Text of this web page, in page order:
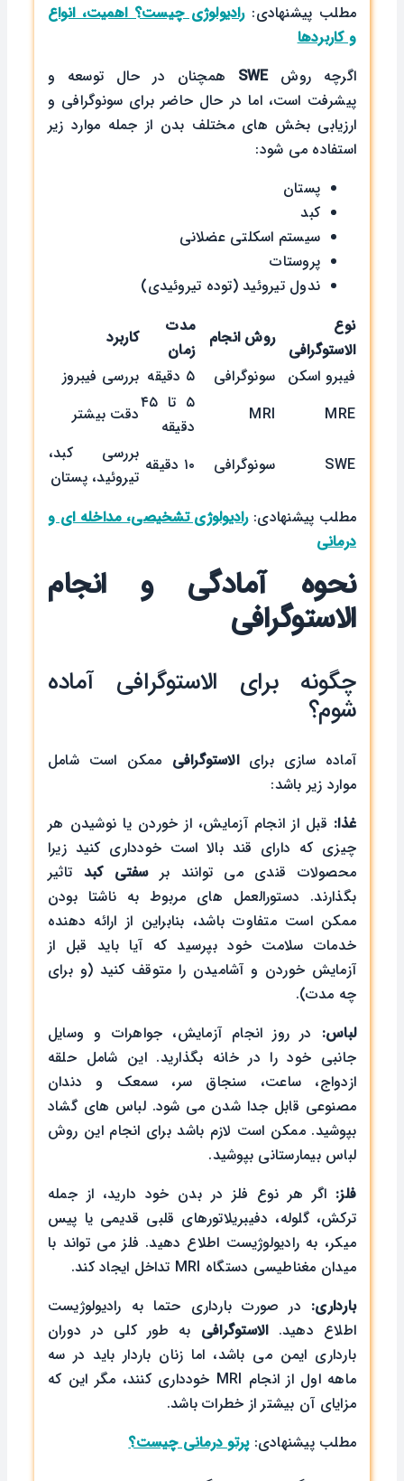
مطلب پیشنهادی:رادیولوژی چیست؟ اهمیت، انواع
و کاربردها
اگرچه روش SWEهمچنان در حال توسعه و
پیشرفت است، اما در حال حاضر برای سونوگرافی و
ارزیابی بخش های مختلف بدن از جمله موارد زیر
استفاده می شود:
پستان
کبد
سیستم اسکلتی عضلانی
پروستات
ندول تیروئید (توده تیروئیدی)
نوع
الاستوگرافی
روش انجام
مدت
زمان
کاربرد
فیبرو اسکن
سونوگرافی ۵ دقیقه
بررسی فیبروز
MRE
MRI
۵ تا ۴۵
دقیقه
دقت بیشتر
SWE سونوگرافی ۱۰ دقیقه
بررسی کبد،
تیروئید، پستان
مطلب پیشنهادی:رادیولوژی تشخیصی، مداخله ای و
درمانی
نحوه آمادگی و انجام
الاستوگرافی
چگونه برای الاستوگرافی آماده
شوم؟
آماده سازی برای الاستوگرافیممکن است شامل
موارد زیر باشد:
غذا:قبل از انجام آزمایش، از خوردن یا نوشیدن هر
چیزی که دارای قند بالا است خودداری کنید زیرا
محصولات قندی می توانند بر سفتی کبدتاثیر
بگذارند. دستورالعمل های مربوط به ناشتا بودن
ممکن است متفاوت باشد، بنابراین از ارائه دهنده
خدمات سلامت خود بپرسید که آیا باید قبل از
آزمایش خوردن و آشامیدن را متوقف کنید (و برای
چه مدت).
لباس:در روز انجام آزمایش، جواهرات و وسایل
جانبی خود را در خانه بگذارید. این شامل حلقه
ازدواج، ساعت، سنجاق سر، سمعک و دندان
مصنوعی قابل جدا شدن می شود. لباس های گشاد
بپوشید. ممکن است لازم باشد برای انجام این روش
لباس بیمارستانی بپوشید.
فلز:اگر هر نوع فلز در بدن خود دارید، از جمله
ترکش، گلوله، دفیبریلاتورهای قلبی قدیمی یا پیس
میکر، به رادیولوژیست اطلاع دهید. فلز می تواند با
میدان مغناطیسی دستگاه MRI تداخل ایجاد کند.
بارداری:در صورت بارداری حتما به رادیولوژیست
اطلاع دهید. الاستوگرافیبه طور کلی در دوران
بارداری ایمن می باشد، اما زنان باردار باید در سه
ماهه اول از انجام MRI خودداری کنند، مگر این که
مزایای آن بیشتر از خطرات باشد.
مطلب پیشنهادی:پرتو درمانی چیست؟